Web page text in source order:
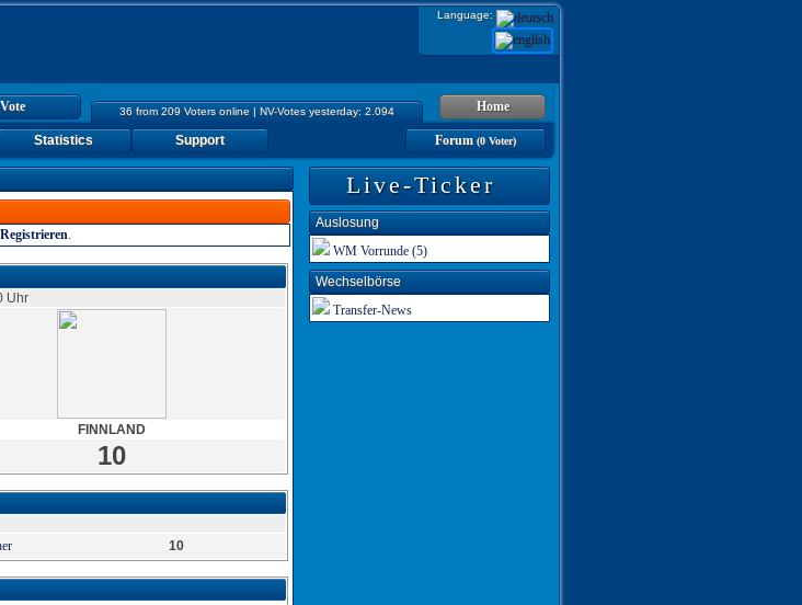
Language:
36 from 209 Voters online | NV-Votes yesterday: 2.094 Home
Forum(0 Voter)
Statistics Support
Registrieren.
Uhr
FINNLAND
10
10
Live-Ticker
Auslosung
WM Vorrunde (5)
Wechselbörse
Transfer-News